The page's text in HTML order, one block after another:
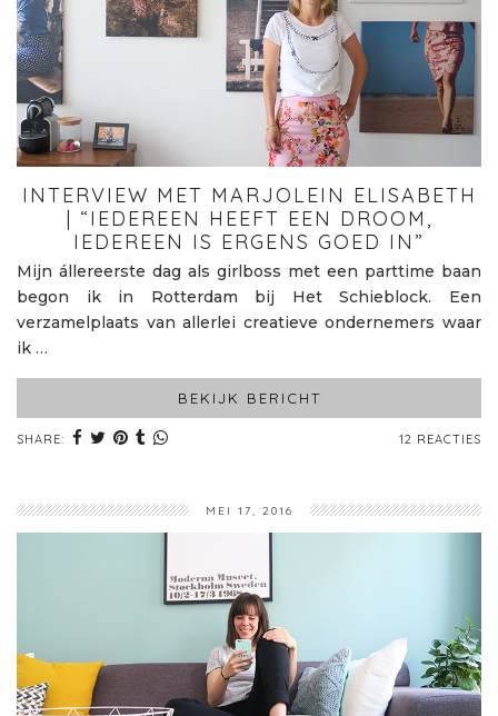
INTERVIEW MET MARJOLEIN ELISABETH
| “IEDEREEN HEEFT EEN DROOM,
IEDEREEN IS ERGENS GOED IN”
Mijn állereerste dag als girlboss met een parttime baan
begon ik in Rotterdam bij Het Schieblock. Een
verzamelplaats van allerlei creatieve ondernemers waar
ik …
BEKIJK BERICHT
SHARE: 12 REACTIES
MEI 17, 2016